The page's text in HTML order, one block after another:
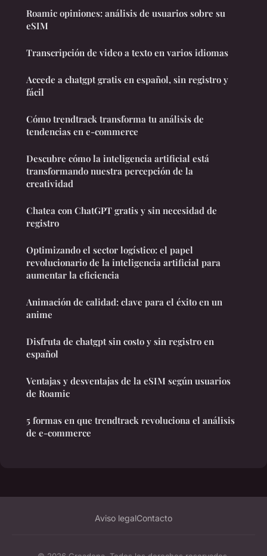
Roamic opiniones: análisis de usuarios sobre su
eSIM
Transcripción de video a texto en varios idiomas
Accede a chatgpt gratis en español, sin registro y
fácil
Cómo trendtrack transforma tu análisis de
tendencias en e-commerce
Descubre cómo la inteligencia artificial está
transformando nuestra percepción de la
creatividad
Chatea con ChatGPT gratis y sin necesidad de
registro
Optimizando el sector logístico: el papel
revolucionario de la inteligencia artificial para
aumentar la eficiencia
Animación de calidad: clave para el éxito en un
anime
Disfruta de chatgpt sin costo y sin registro en
español
Ventajas y desventajas de la eSIM según usuarios
de Roamic
5 formas en que trendtrack revoluciona el análisis
de e-commerce
Aviso legalContacto